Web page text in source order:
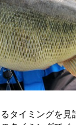
タイミングを見